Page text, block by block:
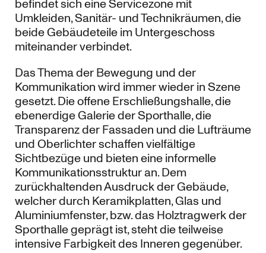
befindet sich eine Servicezone mit
Umkleiden, Sanitär- und Technikräumen, die
beide Gebäudeteile im Untergeschoss
miteinander verbindet.
Das Thema der Bewegung und der
Kommunikation wird immer wieder in Szene
gesetzt. Die offene Erschließungshalle, die
ebenerdige Galerie der Sporthalle, die
Transparenz der Fassaden und die Lufträume
und Oberlichter schaffen vielfältige
Sichtbezüge und bieten eine informelle
Kommunikationsstruktur an. Dem
zurückhaltenden Ausdruck der Gebäude,
welcher durch Keramikplatten, Glas und
Aluminiumfenster, bzw. das Holztragwerk der
Sporthalle geprägt ist, steht die teilweise
intensive Farbigkeit des Inneren gegenüber.